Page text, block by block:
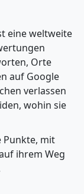
eine weltweite
Orte
auf Google
verlassen
wohin sie
Punkte, mit
ihrem Weg